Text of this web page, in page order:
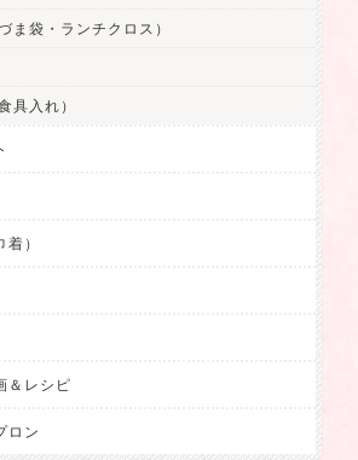
ま袋・ランチクロス）
具入れ）
）
＆レシピ
ロン